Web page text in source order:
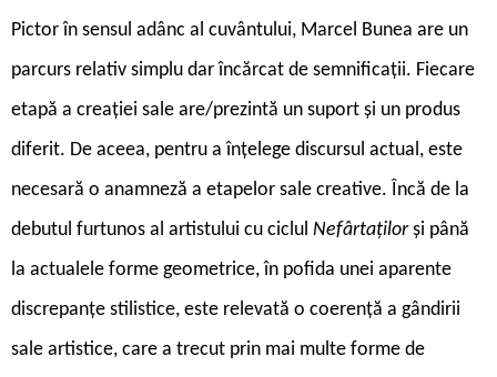
Pictor în sensul adânc al cuvântului, Marcel Bunea are un
parcurs relativ simplu dar încărcat de semnificații. Fiecare
etapă a creației sale are/prezintă un suport și un produs
diferit. De aceea, pentru a înțelege discursul actual, este
necesară o anamneză a etapelor sale creative. Încă de la
debutul furtunos al artistului cu ciclul Nefârtațilorși până
la actualele forme geometrice, în pofida unei aparente
discrepanțe stilistice, este relevată o coerență a gândirii
sale artistice, care a trecut prin mai multe forme de